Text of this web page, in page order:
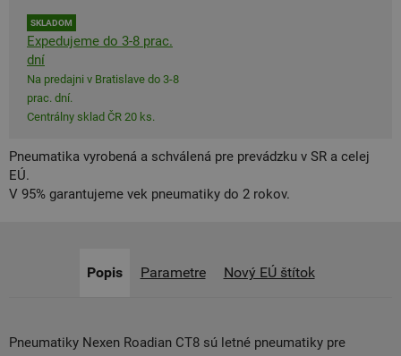
SKLADOM
Expedujeme do 3-8 prac.
dní
Na predajni v Bratislave do 3-8
prac. dní.
Centrálny sklad ČR 20 ks.
Pneumatika vyrobená a schválená pre prevádzku v SR a celej
EÚ.
V 95% garantujeme vek pneumatiky do 2 rokov.
Popis Parametre Nový EÚ štítok
Pneumatiky Nexen Roadian CT8 sú letné pneumatiky pre